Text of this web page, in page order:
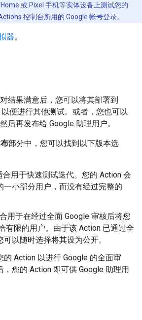
Home 或 Pixel 手机等实体设备上测试您的
控制台所用的 Google 帐号登录。
器。
结果满意后，您可以将其部署到
便进行其他测试。或者，您也可以
后再发布给 Google 助理用户。
部分中，您可以找到以下版本选
合用于快速测试迭代。您的 Action 会
一小部分用户，而没有经过完整的
合用于在经过全面 Google 审核后将您
有限的用户。由于该 Action 已通过全
以随时选择将其设为公开。
的 Action 以进行 Google 的全面审
，您的 Action 即可供 Google 助理用